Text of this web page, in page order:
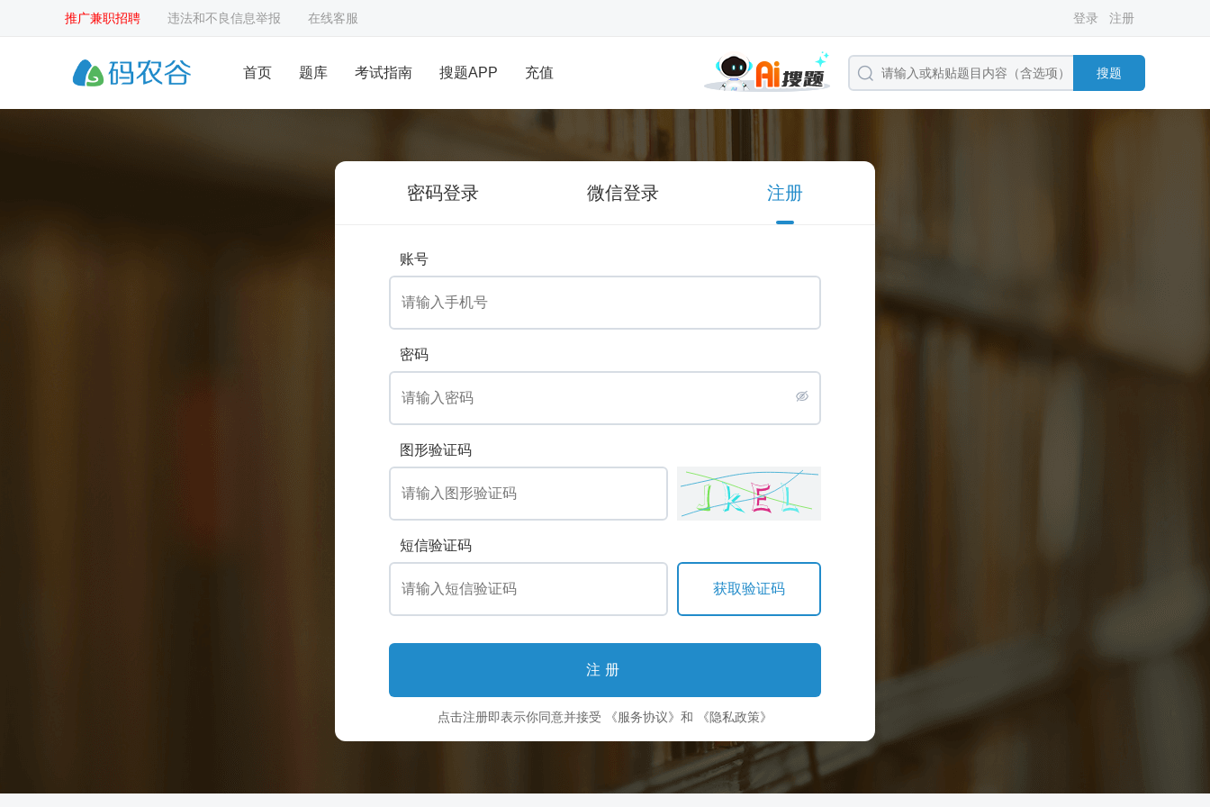
推广兼职招聘 违法和不良信息举报 在线客服 登录 注册
首页 题库 考试指南 搜题APP 充值 搜题
密码登录 微信登录 注册
账号
密码
图形验证码
短信验证码
注册
点击注册即表示你同意并接受 《服务协议》 和 《隐私政策》